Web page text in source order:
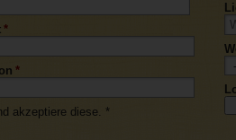
*
*
akzeptiere diese. *